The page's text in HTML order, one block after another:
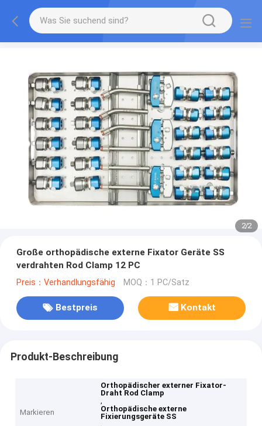
2/2
Große orthopädische externe Fixator Geräte SS
verdrahten Rod Clamp 12 PC
Preis：Verhandlungsfähig MOQ：1 PC/Satz
Bestpreis Kontakt
Produkt-Beschreibung
Markieren
Orthopädischer externer Fixator-
Draht Rod Clamp
,
Orthopädische externe
Fixierungsgeräte SS
,